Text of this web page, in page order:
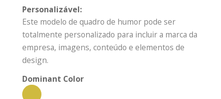
Personalizável:
Este modelo de quadro de humor pode ser
totalmente personalizado para incluir a marca da
empresa, imagens, conteúdo e elementos de
design.
Dominant Color